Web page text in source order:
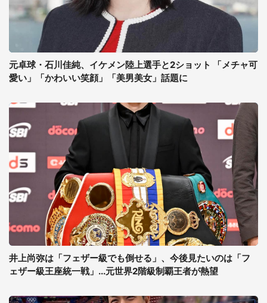
元卓球・石川佳純、イケメン陸上選手と2ショット 「メチャ可
愛い」「かわいい笑顔」「美男美女」話題に
井上尚弥は「フェザー級でも倒せる」、今後見たいのは「フ
ェザー級王座統一戦」...元世界2階級制覇王者が熱望